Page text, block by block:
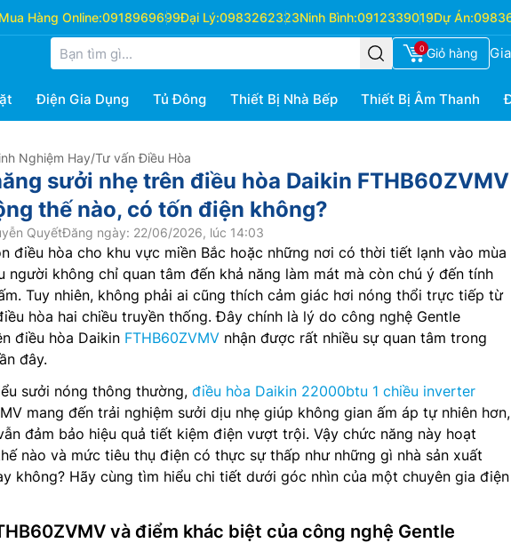
Mua Hàng Online:0918969699Đại Lý:0983262323Ninh Bình:0912339019Dự Án:
0 Giỏ hàng
Điện Gia Dụng Tủ Đông Thiết Bị Nhà Bếp Thiết Bị Âm Thanh
Nghiệm Hay/Tư vấn Điều Hòa
sưởi nhẹ trên điều hòa Daikin FTHB60ZVMV
thế nào, có tốn điện không?
QuyếtĐăng ngày: 22/06/2026, lúc 14:03
điều hòa cho khu vực miền Bắc hoặc những nơi có thời tiết lạnh vào mùa
người không chỉ quan tâm đến khả năng làm mát mà còn chú ý đến tính
Tuy nhiên, không phải ai cũng thích cảm giác hơi nóng thổi trực tiếp từ
hòa hai chiều truyền thống. Đây chính là lý do công nghệ Gentle
điều hòa Daikin FTHB60ZVMV nhận được rất nhiều sự quan tâm trong
đây.
sưởi nóng thông thường, điều hòa Daikin 22000btu 1 chiều inverter
mang đến trải nghiệm sưởi dịu nhẹ giúp không gian ấm áp tự nhiên hơn,
đảm bảo hiệu quả tiết kiệm điện vượt trội. Vậy chức năng này hoạt
nào và mức tiêu thụ điện có thực sự thấp như những gì nhà sản xuất
không? Hãy cùng tìm hiểu chi tiết dưới góc nhìn của một chuyên gia điện
và điểm khác biệt của công nghệ Gentle